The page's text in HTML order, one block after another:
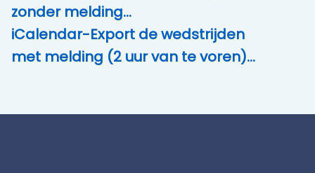
zonder melding…
iCalendar-Export de wedstrijden
met melding (2 uur van te voren)…